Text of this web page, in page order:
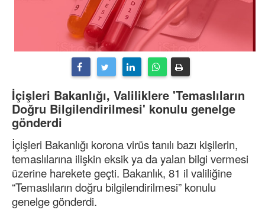
İçişleri Bakanlığı, Valiliklere 'Temaslıların
Doğru Bilgilendirilmesi' konulu genelge
gönderdi
İçişleri Bakanlığı korona virüs tanılı bazı kişilerin,
temaslılarına ilişkin eksik ya da yalan bilgi vermesi
üzerine harekete geçti. Bakanlık, 81 il valiliğine
“Temaslıların doğru bilgilendirilmesi” konulu
genelge gönderdi.